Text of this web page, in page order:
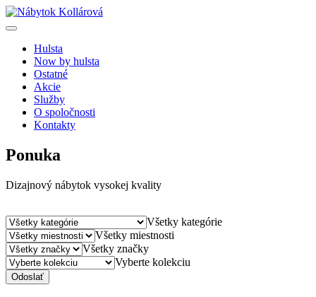
Hulsta
Now by hulsta
Ostatné
Akcie
Služby
O spoločnosti
Kontakty
Ponuka
Dizajnový nábytok vysokej kvality
Všetky kategórie
Všetky miestnosti
Všetky značky
Vyberte kolekciu
Odoslať